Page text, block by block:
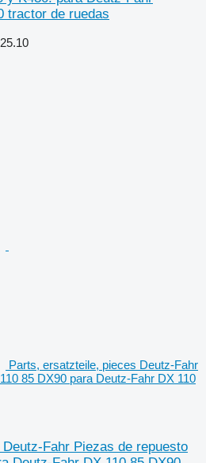
tractor de ruedas
Parts, ersatzteile, pieces Deutz-Fahr
85 DX90 para Deutz-Fahr DX 110
Fahr Piezas de repuesto